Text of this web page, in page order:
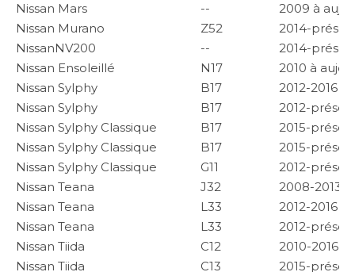
Nissan Mars
--
2009 à
Nissan Murano
Z52
2014-
NissanNV200
--
2014-
Nissan Ensoleillé
N17
2010 à
Nissan Sylphy
B17
2012-2016
Nissan Sylphy
B17
2012-
Nissan Sylphy Classique
B17
2015-
Nissan Sylphy Classique
B17
2015-
Nissan Sylphy Classique
G11
2012-
Nissan Teana
J32
2008-2013
Nissan Teana
L33
2012-2016
Nissan Teana
L33
2012-
Nissan Tiida
C12
2010-2016
Nissan Tiida
C13
2015-